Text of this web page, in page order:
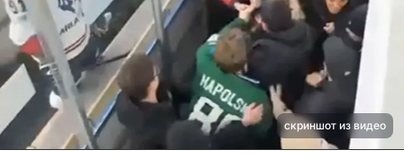
скриншот из видео